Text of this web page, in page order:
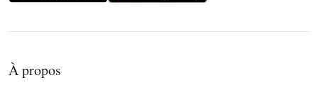
À propos